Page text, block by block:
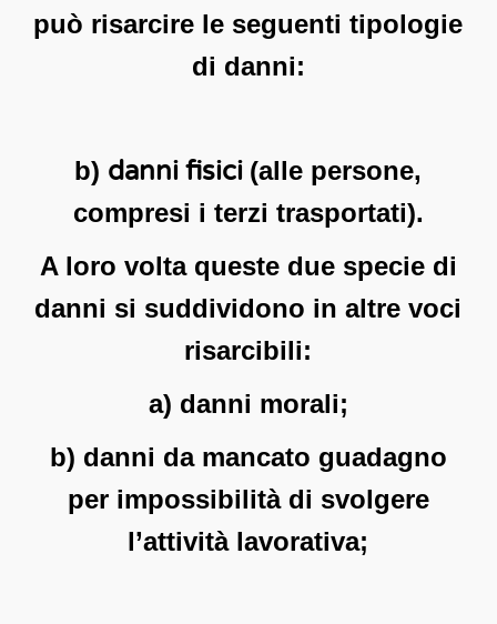
può risarcire le seguenti tipologie
di danni:
b) danni fisici (alle persone,
compresi i terzi trasportati).
A loro volta queste due specie di
danni si suddividono in altre voci
risarcibili:
a) danni morali;
b) danni da mancato guadagno
per impossibilità di svolgere
l’attività lavorativa;